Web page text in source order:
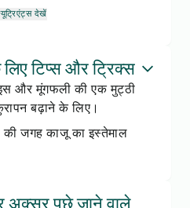
देखें
टिप्स और ट्रिक्स
और मूंगफली की एक मुट्ठी
बढ़ाने के लिए।
की जगह काजू का इस्तेमाल
अक्सर पूछे जाने वाले